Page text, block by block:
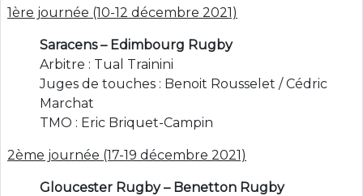
1ère journée (10-12 décembre 2021)
Saracens – Edimbourg Rugby
Arbitre : Tual Trainini
Juges de touches : Benoit Rousselet / Cédric
Marchat
TMO : Eric Briquet-Campin
2ème journée (17-19 décembre 2021)
Gloucester Rugby – Benetton Rugby